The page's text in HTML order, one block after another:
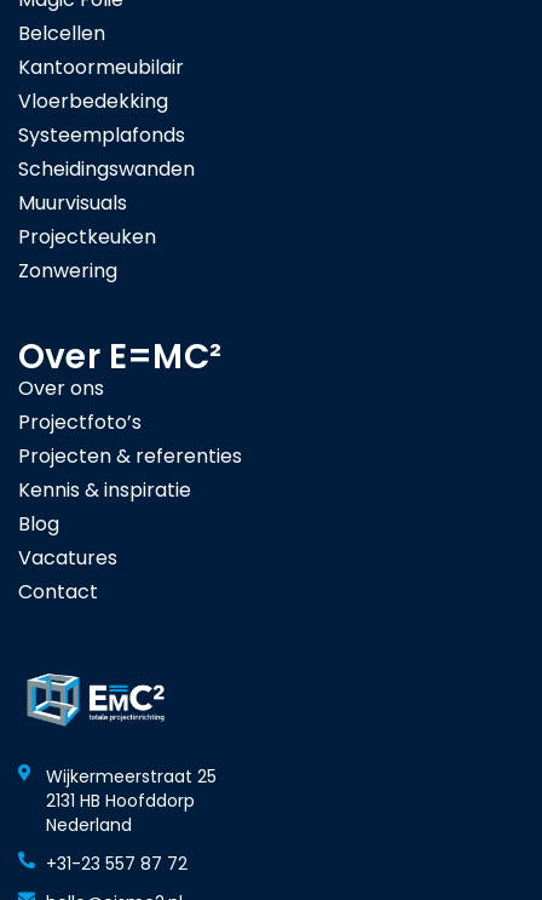
Wijkermeerstraat 25
2131 HB Hoofddorp
Nederland
+31-23 557 87 72
Belcellen
Kantoormeubilair
Vloerbedekking
Systeemplafonds
Scheidingswanden
Muurvisuals
Projectkeuken
Zonwering
Over E=MC²
Over ons
Projectfoto’s
Projecten & referenties
Kennis & inspiratie
Blog
Vacatures
Contact